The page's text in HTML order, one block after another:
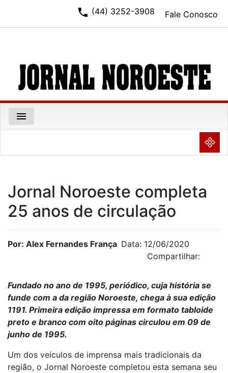
Fale Conosco
phone (44) 3252-3908
menu
NULL
Jornal Noroeste completa
25 anos de circulação
Por: Alex Fernandes França Data: 12/06/2020
Compartilhar:
Fundado no ano de 1995, periódico, cuja história se
funde com a da região Noroeste, chega à sua edição
1191. Primeira edição impressa em formato tabloide
preto e branco com oito páginas circulou em 09 de
junho de 1995.
Um dos veículos de imprensa mais tradicionais da
região, o Jornal Noroeste completou esta semana seu